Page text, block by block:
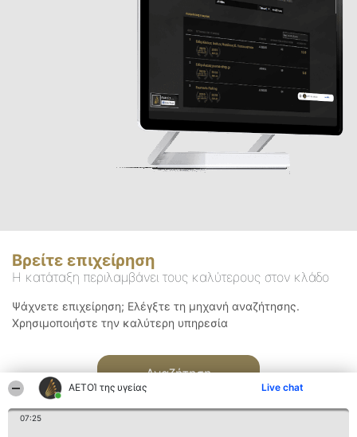
ΑΕΤΟΊ της υγείας Live chat
07:25
Βρείτε επιχείρηση
Η κατάταξη περιλαμβάνει τους καλύτερους στον κλάδο
Ψάχνετε επιχείρηση; Ελέγξτε τη μηχανή αναζήτησης.
Χρησιμοποιήστε την καλύτερη υπηρεσία
Αναζήτηση